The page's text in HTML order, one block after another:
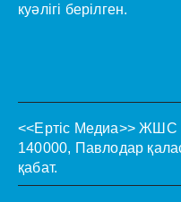
куәлігі берілген.
<<Ертіс Медиа>> ЖШС
140000, Павлодар
қабат.